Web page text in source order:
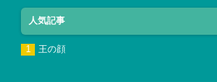
人気記事
王の顔